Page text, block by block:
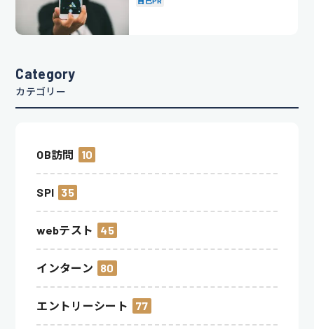
Category
カテゴリー
OB訪問 10
SPI 35
webテスト 45
インターン 80
エントリーシート 77